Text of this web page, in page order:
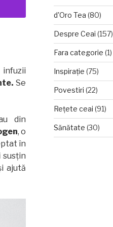
Se
din
, o
în
susțin
ajută
d'Oro Tea (80)
Despre Ceai (157)
Fara categorie (1)
Inspirație (75)
Povestiri (22)
Rețete ceai (91)
Sănătate (30)